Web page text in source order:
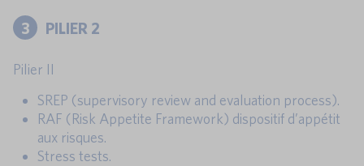
3 PILIER 2
Pilier II
SREP (supervisory review and evaluation process).
RAF (Risk Appetite Framework) dispositif d’appétit
aux risques.
Stress tests.